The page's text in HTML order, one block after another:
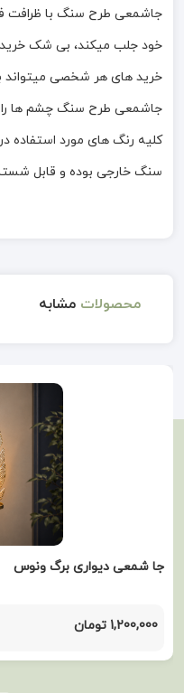
جاشمعی طرح سنگ با ظرافت
خود جلب میکند، بی شک
خرید های هر شخصی میتواند
جاشمعی طرح سنگ چشم ها را
کلیه رنگ های مورد استفاده
سنگ خارجی بوده و قابل
محصولات مشابه
جا شمعی دیواری برگ ونوس
1,200,000 تومان